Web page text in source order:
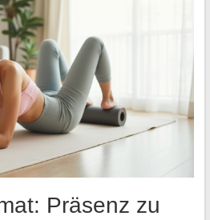
Präsenz zu